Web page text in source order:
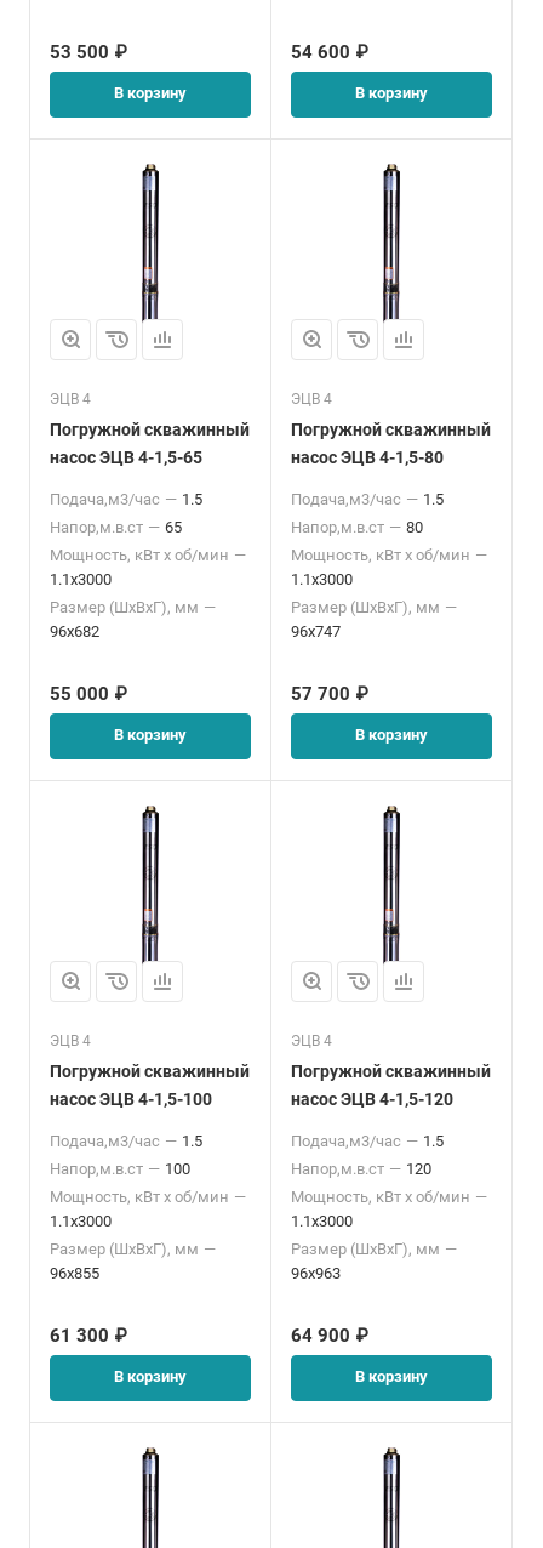
53 500 ₽
В корзину
54 600 ₽
В корзину
ЭЦВ 4
Погружной скважинный
насос ЭЦВ 4-1,5-65
Подача,м3/час — 1.5
Напор,м.в.ст — 65
Мощность, кВт x об/мин —
1.1x3000
Размер (ШхВхГ), мм —
96x682
55 000 ₽
В корзину
ЭЦВ 4
Погружной скважинный
насос ЭЦВ 4-1,5-80
Подача,м3/час — 1.5
Напор,м.в.ст — 80
Мощность, кВт x об/мин —
1.1x3000
Размер (ШхВхГ), мм —
96x747
57 700 ₽
В корзину
ЭЦВ 4
Погружной скважинный
насос ЭЦВ 4-1,5-100
Подача,м3/час — 1.5
Напор,м.в.ст — 100
Мощность, кВт x об/мин —
1.1x3000
Размер (ШхВхГ), мм —
96x855
61 300 ₽
В корзину
ЭЦВ 4
Погружной скважинный
насос ЭЦВ 4-1,5-120
Подача,м3/час — 1.5
Напор,м.в.ст — 120
Мощность, кВт x об/мин —
1.1x3000
Размер (ШхВхГ), мм —
96x963
64 900 ₽
В корзину